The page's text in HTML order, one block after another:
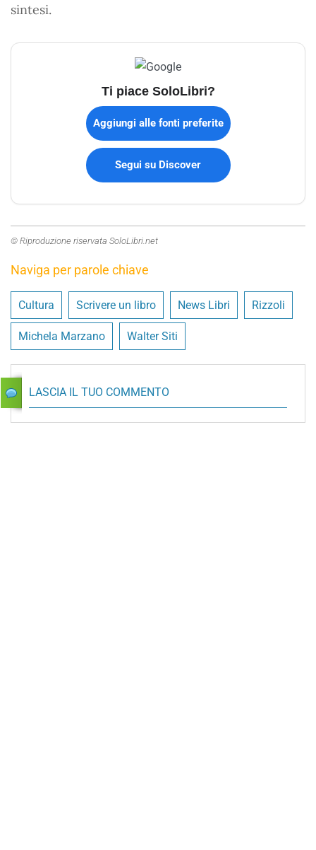
sintesi.
Ti piace SoloLibri?
Aggiungi alle fonti preferite
Segui su Discover
© Riproduzione riservata SoloLibri.net
Naviga per parole chiave
Cultura Scrivere un libro News Libri Rizzoli
Michela Marzano Walter Siti
LASCIA IL TUO COMMENTO